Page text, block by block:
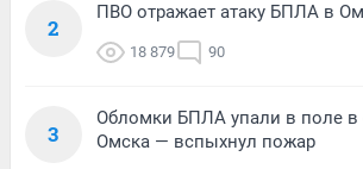
2
ПВО отражает атаку БПЛА в
18 879 90
3
Обломки БПЛА упали в поле в
Омска — вспыхнул пожар